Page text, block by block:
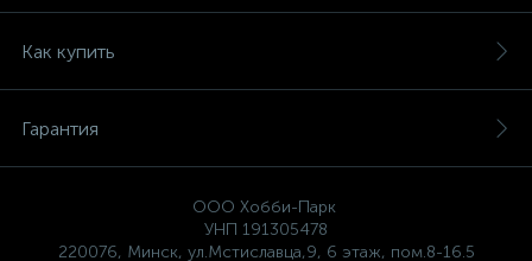
Как купить
Гарантия
ООО Хобби-Парк
УНП 191305478
220076, Минск, ул.Мстиславца,9, 6 этаж, пом.8-16.5